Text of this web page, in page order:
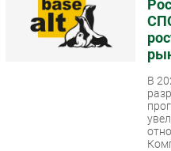
Интервью
Мероприятия
В